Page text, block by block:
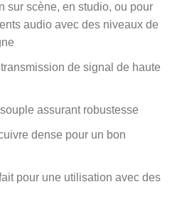
sur scène, en studio, ou pour
audio avec des niveaux de
de signal de haute
assurant robustesse
dense pour un bon
pour une utilisation avec des